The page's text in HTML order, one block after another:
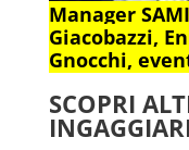
Manager
Giacobazzi,
Gnocchi,
SCOPRI